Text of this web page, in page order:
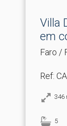
Villa
em
Faro /
Ref:
346
5